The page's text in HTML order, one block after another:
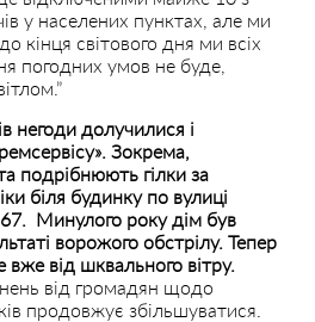
у населених пунктах, але ми
кінця світового дня ми всіх
погодних умов не буде,
негоди долучилися і
Зокрема,
подрібнюють гілки за
біля будинку по вулиці
Минулого року дім був
ворожого обстрілу. Тепер
від шквального вітру.
від громадян щодо
продовжує збільшуватися.